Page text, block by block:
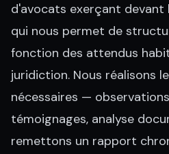
d'avocats exerçant devant
qui nous permet de
fonction des attendus
juridiction. Nous réalisons
nécessaires —
témoignages, analyse
remettons un rapport